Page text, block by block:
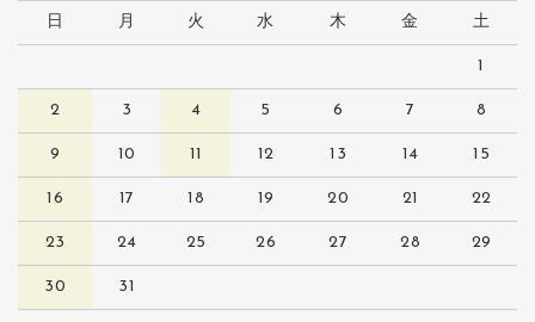
日 月 火 水 木 金 土
1
2 3 4 5 6 7 8
9 10 11 12 13 14 15
16 17 18 19 20 21 22
23 24 25 26 27 28 29
30 31